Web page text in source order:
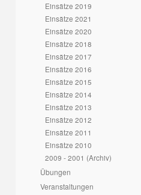
Einsätze 2019
Einsätze 2021
Einsätze 2020
Einsätze 2018
Einsätze 2017
Einsätze 2016
Einsätze 2015
Einsätze 2014
Einsätze 2013
Einsätze 2012
Einsätze 2011
Einsätze 2010
2009 - 2001 (Archiv)
Übungen
Veranstaltungen